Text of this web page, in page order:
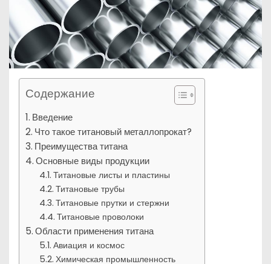
Содержание
Введение
Что такое титановый металлопрокат?
Преимущества титана
Основные виды продукции
Титановые листы и пластины
Титановые трубы
Титановые прутки и стержни
Титановые проволоки
Области применения титана
Авиация и космос
Химическая промышленность